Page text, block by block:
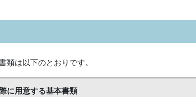
は以下のとおりです。
に用意する基本書類